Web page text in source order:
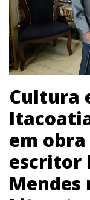
Cultura
em
escritor
Mendes